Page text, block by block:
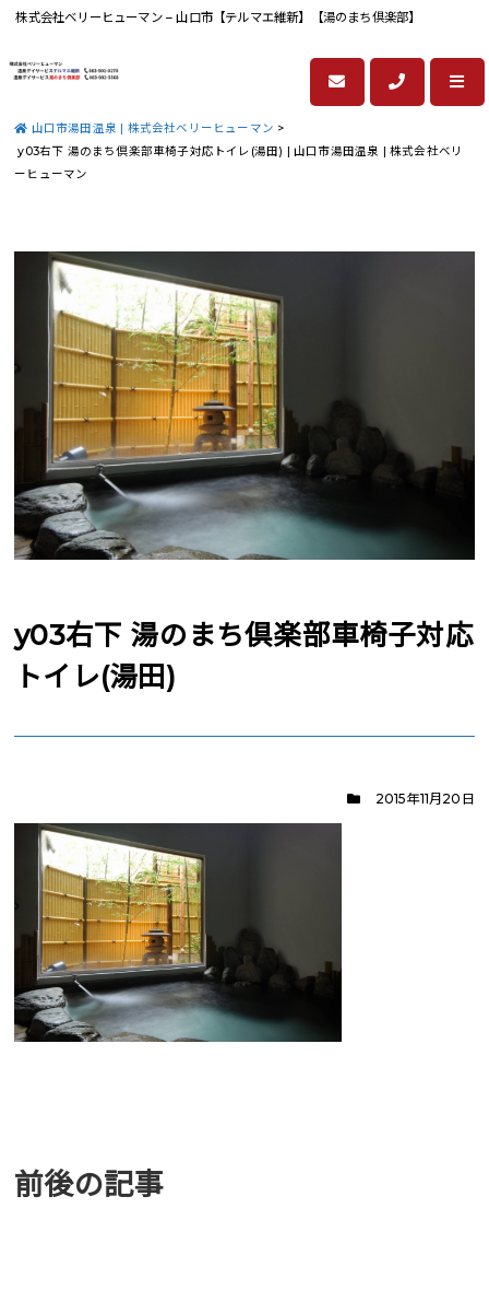
株式会社ベリーヒューマン – 山口市【テルマエ維新】【湯のまち倶楽部】
山口市湯田温泉 | 株式会社ベリーヒューマン >
y03右下 湯のまち倶楽部車椅子対応トイレ(湯田) | 山口市湯田温泉 | 株式会社ベリ
ーヒューマン
y03右下 湯のまち倶楽部車椅子対応
トイレ(湯田)
2015年11月20日
前後の記事